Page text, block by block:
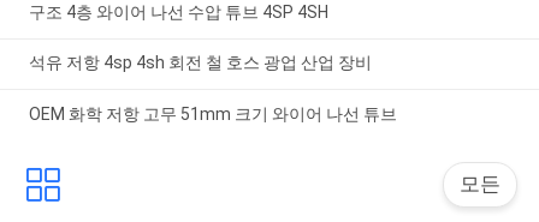
구조 4층 와이어 나선 수압 튜브 4SP 4SH
석유 저항 4sp 4sh 회전 철 호스 광업 산업 장비
OEM 화학 저항 고무 51mm 크기 와이어 나선 튜브
모든